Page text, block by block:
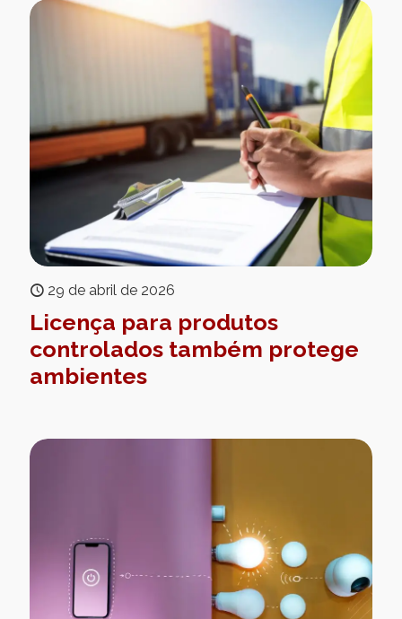
29 de abril de 2026
Licença para produtos
controlados também protege
ambientes